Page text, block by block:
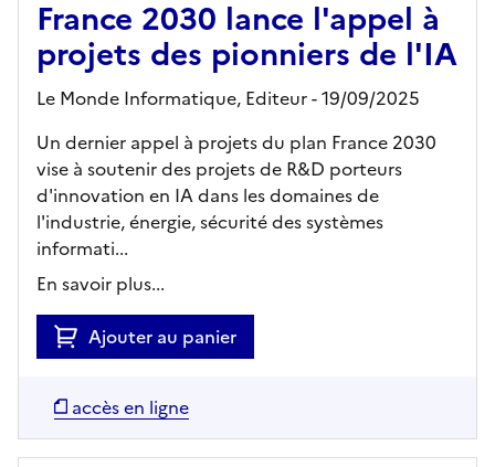
France 2030 lance l'appel à
projets des pionniers de l'IA
Le Monde Informatique, Editeur- 19/09/2025
Un dernier appel à projets du plan France 2030
vise à soutenir des projets de R&D porteurs
d'innovation en IA dans les domaines de
l'industrie, énergie, sécurité des systèmes
informati...
En savoir plus...
Ajouter au panier
accès en ligne